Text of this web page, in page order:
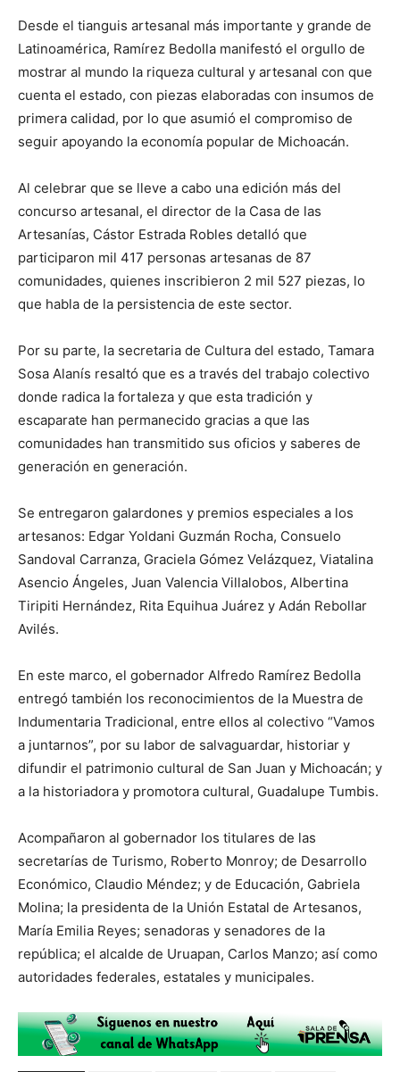
Desde el tianguis artesanal más importante y grande de
Latinoamérica, Ramírez Bedolla manifestó el orgullo de
mostrar al mundo la riqueza cultural y artesanal con que
cuenta el estado, con piezas elaboradas con insumos de
primera calidad, por lo que asumió el compromiso de
seguir apoyando la economía popular de Michoacán.
Al celebrar que se lleve a cabo una edición más del
concurso artesanal, el director de la Casa de las
Artesanías, Cástor Estrada Robles detalló que
participaron mil 417 personas artesanas de 87
comunidades, quienes inscribieron 2 mil 527 piezas, lo
que habla de la persistencia de este sector.
Por su parte, la secretaria de Cultura del estado, Tamara
Sosa Alanís resaltó que es a través del trabajo colectivo
donde radica la fortaleza y que esta tradición y
escaparate han permanecido gracias a que las
comunidades han transmitido sus oficios y saberes de
generación en generación.
Se entregaron galardones y premios especiales a los
artesanos: Edgar Yoldani Guzmán Rocha, Consuelo
Sandoval Carranza, Graciela Gómez Velázquez, Viatalina
Asencio Ángeles, Juan Valencia Villalobos, Albertina
Tiripiti Hernández, Rita Equihua Juárez y Adán Rebollar
Avilés.
En este marco, el gobernador Alfredo Ramírez Bedolla
entregó también los reconocimientos de la Muestra de
Indumentaria Tradicional, entre ellos al colectivo “Vamos
a juntarnos”, por su labor de salvaguardar, historiar y
difundir el patrimonio cultural de San Juan y Michoacán; y
a la historiadora y promotora cultural, Guadalupe Tumbis.
Acompañaron al gobernador los titulares de las
secretarías de Turismo, Roberto Monroy; de Desarrollo
Económico, Claudio Méndez; y de Educación, Gabriela
Molina; la presidenta de la Unión Estatal de Artesanos,
María Emilia Reyes; senadoras y senadores de la
república; el alcalde de Uruapan, Carlos Manzo; así como
autoridades federales, estatales y municipales.